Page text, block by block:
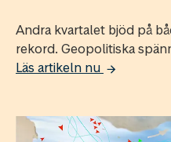
Andra kvartalet bjöd på
rekord. Geopolitiska
Läs artikeln nu